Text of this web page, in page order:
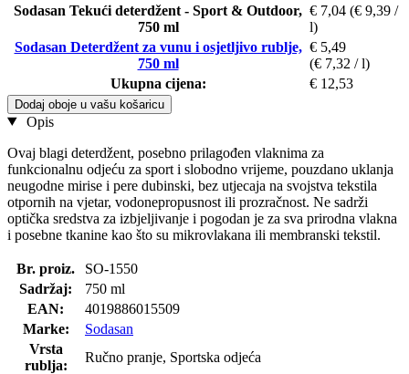
Sodasan Tekući deterdžent - Sport & Outdoor,
750 ml
€ 7,04 (€ 9,39 /
l)
Sodasan Deterdžent za vunu i osjetljivo rublje,
750 ml
€ 5,49
(€ 7,32 / l)
Ukupna cijena:
€ 12,53
Dodaj oboje u vašu košaricu
Opis
Ovaj blagi deterdžent, posebno prilagođen vlaknima za
funkcionalnu odjeću za sport i slobodno vrijeme, pouzdano uklanja
neugodne mirise i pere dubinski, bez utjecaja na svojstva tekstila
otpornih na vjetar, vodonepropusnost ili prozračnost. Ne sadrži
optička sredstva za izbjeljivanje i pogodan je za sva prirodna vlakna
i posebne tkanine kao što su mikrovlakana ili membranski tekstil.
Br. proiz.
SO-1550
Sadržaj:
750 ml
EAN:
4019886015509
Marke:
Sodasan
Vrsta
rublja:
Ručno pranje, Sportska odjeća